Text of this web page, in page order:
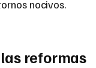
nocivos.
reformas